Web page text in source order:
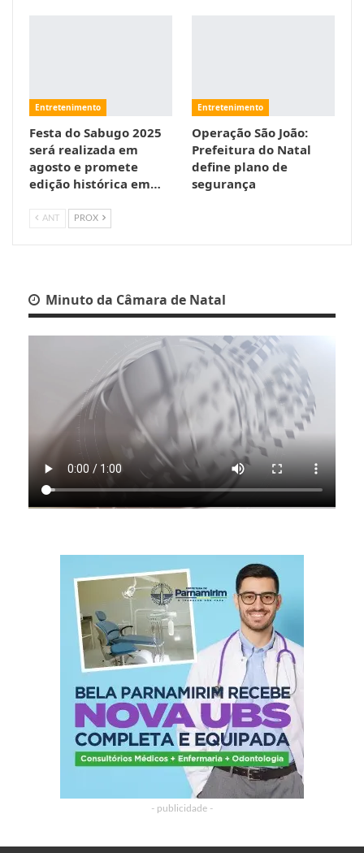
Entretenimento
Festa do Sabugo 2025
será realizada em
agosto e promete
edição histórica em…
Entretenimento
Operação São João:
Prefeitura do Natal
define plano de
segurança
ANT PROX
Minuto da Câmara de Natal
- publicidade -